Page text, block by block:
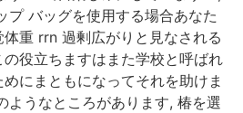
プ バッグを使用する場合あなた
重 rrn 過剰広がりと見なされる
役立ちますはまた学校と呼ばれ
にまともになってそれを助けま
うなところがあります, 椿を選